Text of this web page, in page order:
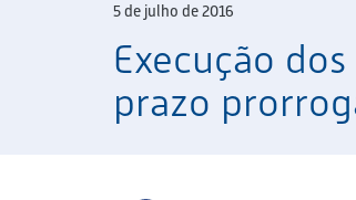
5 de julho de 2016
Execução
prazo